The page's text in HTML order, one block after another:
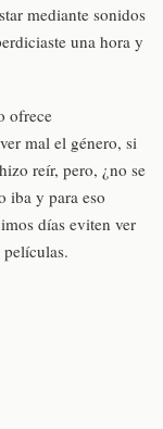
mediante sonidos
una hora y
ofrece
mal el género, si
reír, pero, ¿no se
iba y para eso
días eviten ver